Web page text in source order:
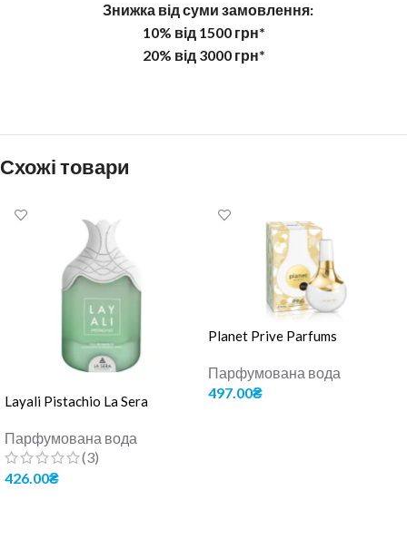
Знижка від суми замовлення:
10% від 1500 грн*
20% від 3000 грн*
Схожі товари
Layali Pistachio La Sera
Парфумована вода
(3)
426.00₴
Planet Prive Parfums
Парфумована вода
497.00₴